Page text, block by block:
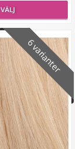
VÄLJ
6 varianter